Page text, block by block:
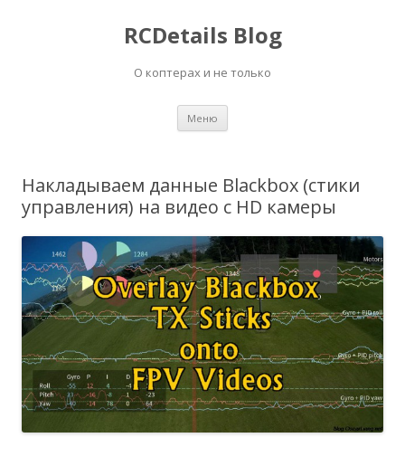
RCDetails Blog
О коптерах и не только
Меню
Накладываем данные Blackbox (стики
управления) на видео с HD камеры